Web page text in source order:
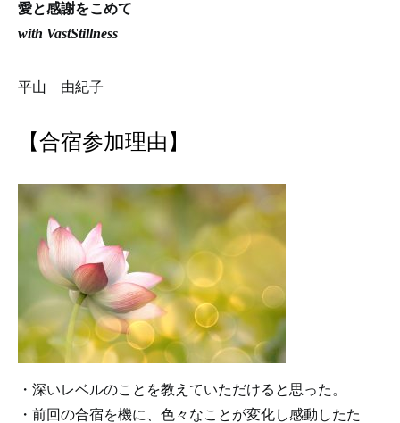
愛と感謝をこめて
with VastStillness
平山 由紀子
【合宿参加理由】
・深いレベルのことを教えていただけると思った。
・前回の合宿を機に、色々なことが変化し感動したた